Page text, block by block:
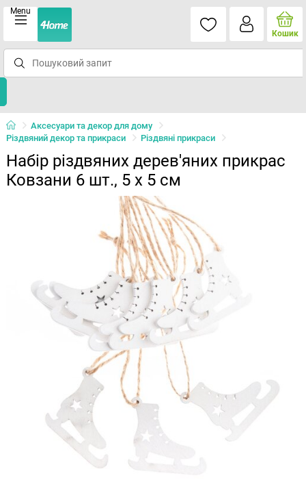
Menu
Кошик
Аксесуари та декор для дому
Різдвяний декор та прикраси
Різдвяні прикраси
Набір різдвяних дерев'яних прикрас
Ковзани 6 шт., 5 х 5 см